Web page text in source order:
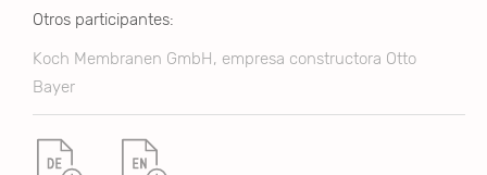
Otros participantes:
Koch Membranen GmbH, empresa constructora Otto
Bayer